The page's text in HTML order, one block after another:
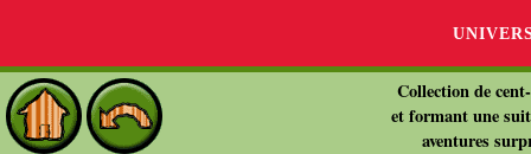
Collection de
et formant une
aventures